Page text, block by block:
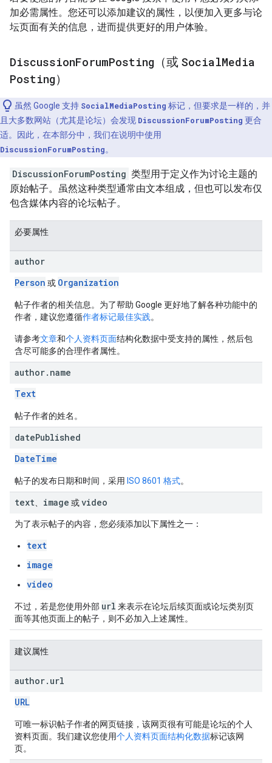
加必需属性。您还可以添加建议的属性，以便加入更多与论
坛页面有关的信息，进而提供更好的用户体验。
DiscussionForumPosting （或 SocialMedia
Posting）
虽然 Google 支持 SocialMediaPosting 标记，但要求是一样的，并
且大多数网站（尤其是论坛）会发现 DiscussionForumPosting 更合
适。因此，在本部分中，我们在说明中使用
DiscussionForumPosting。
DiscussionForumPosting 类型用于定义作为讨论主题的
原始帖子。虽然这种类型通常由文本组成，但也可以发布仅
包含媒体内容的论坛帖子。
必要属性
author
Person 或 Organization
帖子作者的相关信息。为了帮助 Google 更好地了解各种功能中的
作者，建议您遵循作者标记最佳实践。
请参考文章和个人资料页面结构化数据中受支持的属性，然后包
含尽可能多的合理作者属性。
author. name
Text
帖子作者的姓名。
datePublished
DateTime
帖子的发布日期和时间，采用 ISO 8601 格式。
text image 或video
为了表示帖子的内容，您必须添加以下属性之一：
text
image
video
不过，若是您使用外部 url 来表示在论坛后续页面或论坛类别页
面等其他页面上的帖子，则不必加入上述属性。
建议属性
author. url
URL
可唯一标识帖子作者的网页链接，该网页很有可能是论坛的个人
资料页面。我们建议您使用个人资料页面结构化数据标记该网
页。